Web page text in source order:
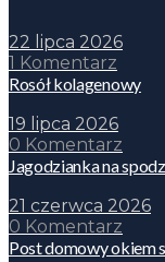
22 lipca 2026
1 Komentarz
Rosół kolagenowy
19 lipca 2026
0 Komentarz
Jagodzianka na
21 czerwca 2026
0 Komentarz
Post domowy okiem